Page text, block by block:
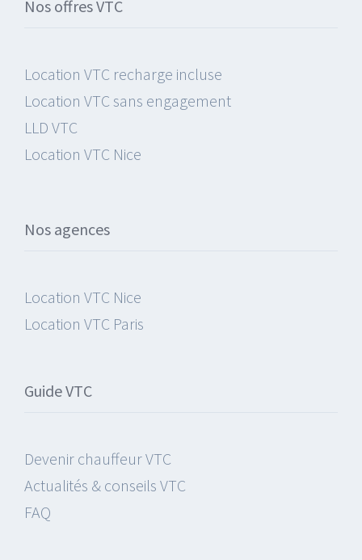
Nos offres VTC
Location VTC recharge incluse
Location VTC sans engagement
LLD VTC
Location VTC Nice
Nos agences
Location VTC Nice
Location VTC Paris
Guide VTC
Devenir chauffeur VTC
Actualités & conseils VTC
FAQ